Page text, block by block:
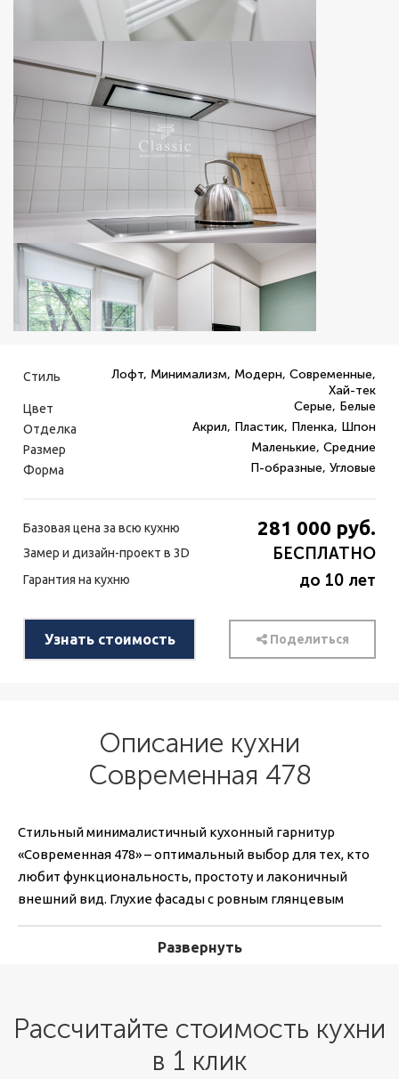
Описание кухни
Современная 478
Стильный минималистичный кухонный гарнитур
«Современная 478» – оптимальный выбор для тех, кто
любит функциональность, простоту и лаконичный
внешний вид. Глухие фасады с ровным глянцевым
идеальную базу для кухонного интерьера. Белая
Кухня выполняется под заказ. Это значит, что,
параметры будут полностью соответствовать вашему
Развернуть
Стиль
Лофт, Минимализм, Модерн, Современные,
Хай-тек
Цвет Серые, Белые
Отделка Акрил, Пластик, Пленка, Шпон
Размер Маленькие, Средние
Форма П-образные, Угловые
Базовая цена за всю кухню 281 000 руб.
Замер и дизайн-проект в 3D БЕСПЛАТНО
Гарантия на кухню до 10 лет
Узнать стоимость Поделиться
Рассчитайте стоимость кухни
в 1 клик